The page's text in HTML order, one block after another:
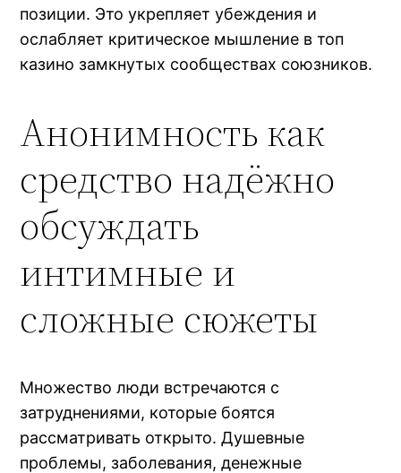
позиции. Это укрепляет убеждения и
ослабляет критическое мышление в топ
казино замкнутых сообществах союзников.
Анонимность как
средство надёжно
обсуждать
интимные и
сложные сюжеты
Множество люди встречаются с
затруднениями, которые боятся
рассматривать открыто. Душевные
проблемы, заболевания, денежные